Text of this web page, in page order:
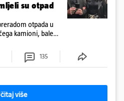
su otpad
otpada u
kamioni, bale
135
više